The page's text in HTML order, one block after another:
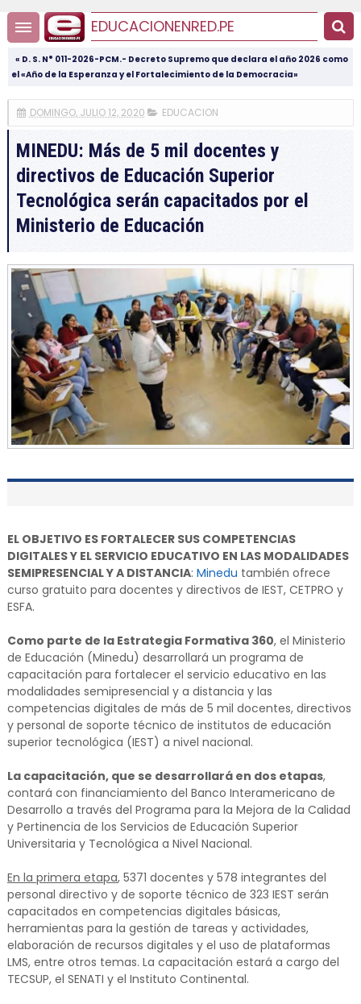
EDUCACIONENRED.PE
« D. S. N° 011-2026-PCM.- Decreto Supremo que declara el año 2026 como
el «Año de la Esperanza y el Fortalecimiento de la Democracia»
DOMINGO, JULIO 12, 2020 EDUCACION
MINEDU: Más de 5 mil docentes y
directivos de Educación Superior
Tecnológica serán capacitados por el
Ministerio de Educación
EL OBJETIVO ES FORTALECER SUS COMPETENCIAS
DIGITALES Y EL SERVICIO EDUCATIVO EN LAS MODALIDADES
SEMIPRESENCIAL Y A DISTANCIA: Minedu también ofrece
curso gratuito para docentes y directivos de IEST, CETPRO y
ESFA.
Como parte de la Estrategia Formativa 360, el Ministerio
de Educación (Minedu) desarrollará un programa de
capacitación para fortalecer el servicio educativo en las
modalidades semipresencial y a distancia y las
competencias digitales de más de 5 mil docentes, directivos
y personal de soporte técnico de institutos de educación
superior tecnológica (IEST) a nivel nacional.
La capacitación, que se desarrollará en dos etapas,
contará con financiamiento del Banco Interamericano de
Desarrollo a través del Programa para la Mejora de la Calidad
y Pertinencia de los Servicios de Educación Superior
Universitaria y Tecnológica a Nivel Nacional.
En la primera etapa, 5371 docentes y 578 integrantes del
personal directivo y de soporte técnico de 323 IEST serán
capacitados en competencias digitales básicas,
herramientas para la gestión de tareas y actividades,
elaboración de recursos digitales y el uso de plataformas
LMS, entre otros temas. La capacitación estará a cargo del
TECSUP, el SENATI y el Instituto Continental.